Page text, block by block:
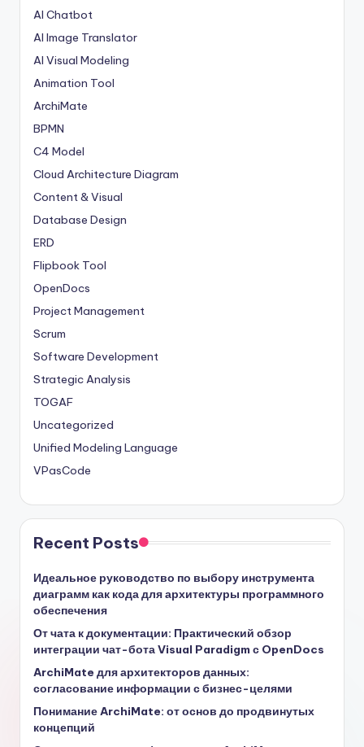
AI Chatbot
AI Image Translator
AI Visual Modeling
Animation Tool
ArchiMate
BPMN
C4 Model
Cloud Architecture Diagram
Content & Visual
Database Design
ERD
Flipbook Tool
OpenDocs
Project Management
Scrum
Software Development
Strategic Analysis
TOGAF
Uncategorized
Unified Modeling Language
VPasCode
Recent Posts
Идеальное руководство по выбору инструмента
диаграмм как кода для архитектуры программного
обеспечения
От чата к документации: Практический обзор
интеграции чат-бота Visual Paradigm с OpenDocs
ArchiMate для архитекторов данных:
согласование информации с бизнес-целями
Понимание ArchiMate: от основ до продвинутых
концепций